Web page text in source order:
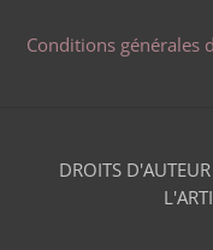
Conditions générales
DROITS